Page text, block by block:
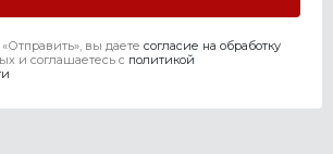
вы даете согласие на обработку
и соглашаетесь c политикой